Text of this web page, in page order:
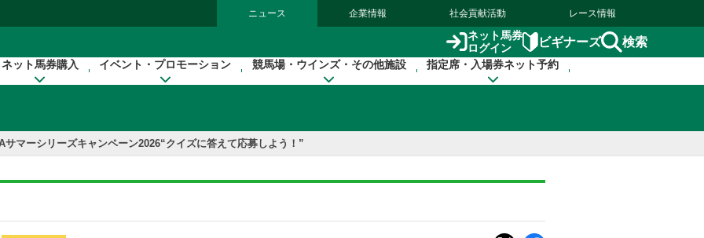
ニュース 企業情報 社会貢献活動 レース情報
ネット馬券
ログイン
ビギナーズ 検索
ネット馬券購入 イベント・プロモーション 競馬場・ウインズ・その他施設 指定席・入場券ネット予約
サマーシリーズキャンペーン2026“クイズに答えて応募しよう！”